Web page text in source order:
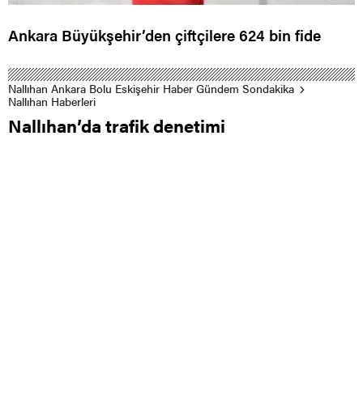
Ankara Büyükşehir’den çiftçilere 624 bin fide
Nallıhan Ankara Bolu Eskişehir Haber Gündem Sondakika
Nallıhan Haberleri
Nallıhan’da trafik denetimi